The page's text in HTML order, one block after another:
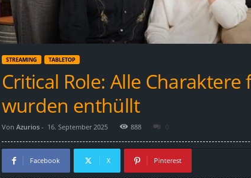
d
e
i
n
STREAMING TABLETOP
Critical Role: Alle
wurden enthüllt
Von Azurios- 16. September 2025 888 0
Facebook X Pinterest